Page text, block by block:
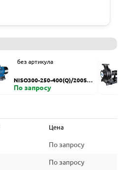
без артикула
NISO300-250-400(Q)/200SW
HZDI
По запросу
Цена
По запросу
По запросу